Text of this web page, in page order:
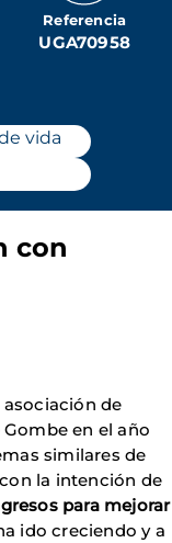
Referencia
UGA70958
vida
con
de
en el año
similares de
la intención de
para mejorar
ido creciendo y a